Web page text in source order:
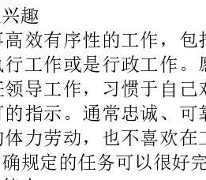
对以后所选择的工作能够很快地适应和很好地胜任。